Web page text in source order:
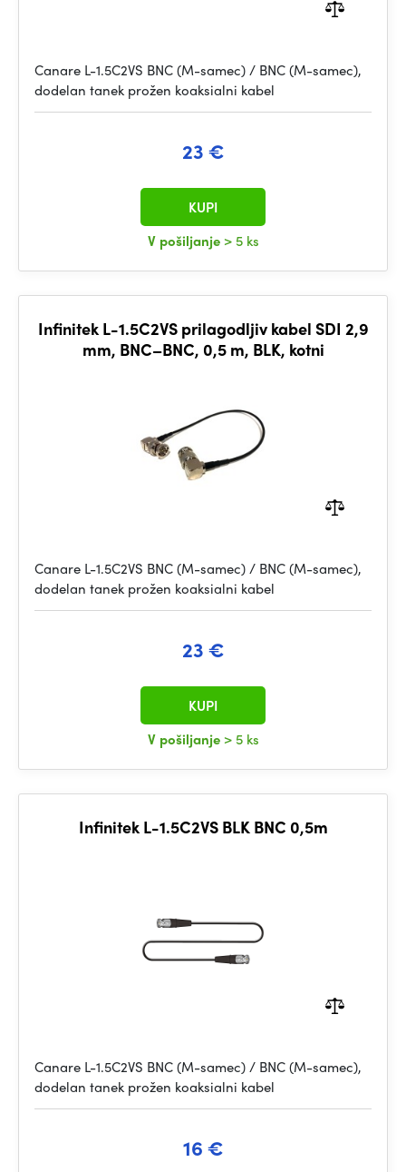
Canare L-1.5C2VS BNC (M-samec) / BNC (M-samec),
dodelan tanek prožen koaksialni kabel
23 €
V pošiljanje > 5 ks
KUPI
Infinitek L-1.5C2VS prilagodljiv kabel SDI 2,9
mm, BNC–BNC, 0,5 m, BLK, kotni
Canare L-1.5C2VS BNC (M-samec) / BNC (M-samec),
dodelan tanek prožen koaksialni kabel
23 €
V pošiljanje > 5 ks
KUPI
Infinitek L-1.5C2VS BLK BNC 0,5m
Canare L-1.5C2VS BNC (M-samec) / BNC (M-samec),
dodelan tanek prožen koaksialni kabel
16 €